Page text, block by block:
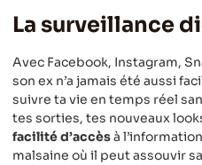
La surveillance
Avec Facebook, Instagram,
son ex n’a jamais été aussi
suivre ta vie en temps réel
tes sorties, tes nouveaux
facilité d’accèsà
malsaine où il peut assouvir